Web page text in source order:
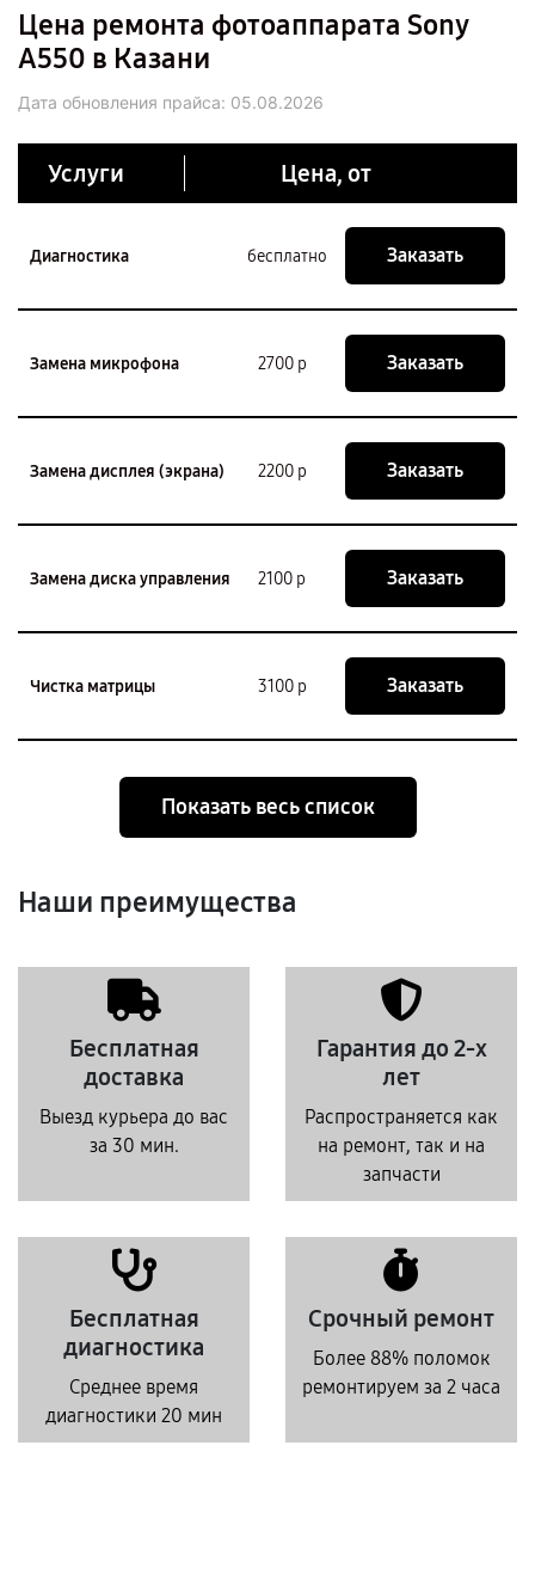
Цена ремонта фотоаппарата Sony
A550 в Казани
Дата обновления прайса: 05.08.2026
Услуги Цена, от
Диагностика бесплатно Заказать
Замена микрофона 2700 р Заказать
Замена дисплея (экрана) 2200 р Заказать
Замена диска управления 2100 р Заказать
Чистка матрицы 3100 р Заказать
Показать весь список
Наши преимущества
Бесплатная
доставка
Выезд курьера до вас
за 30 мин.
Гарантия до 2-х
лет
Распространяется как
на ремонт, так и на
запчасти
Бесплатная
диагностика
Среднее время
диагностики 20 мин
Срочный ремонт
Более 88% поломок
ремонтируем за 2 часа